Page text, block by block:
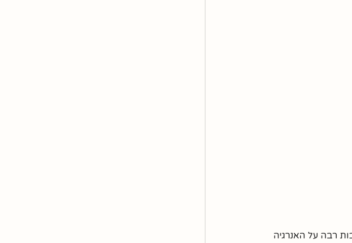
רבה על האנרגיה